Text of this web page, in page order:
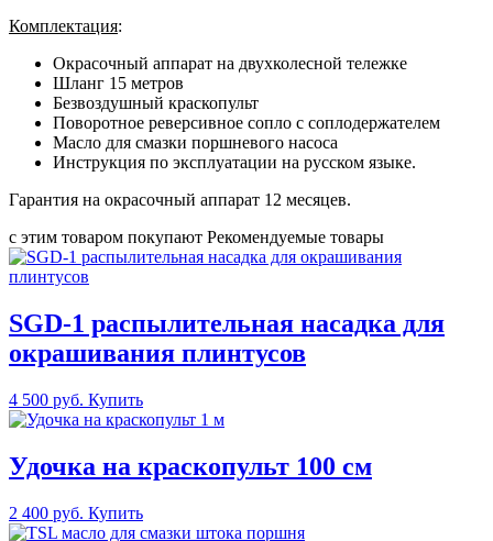
Комплектация:
Окрасочный аппарат на двухколесной тележке
Шланг 15 метров
Безвоздушный краскопульт
Поворотное реверсивное сопло с соплодержателем
Масло для смазки поршневого насоса
Инструкция по эксплуатации на русском языке.
Гарантия на окрасочный аппарат 12 месяцев.
с этим товаром покупают Рекомендуемые товары
SGD-1 распылительная насадка для
окрашивания плинтусов
4 500 руб. Купить
Удочка на краскопульт 100 см
2 400 руб. Купить